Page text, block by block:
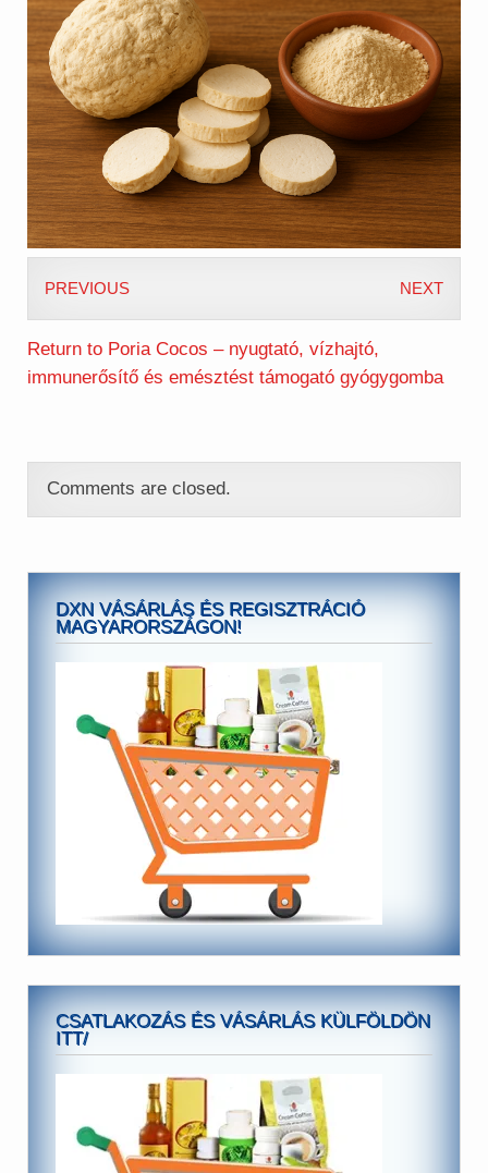
PREVIOUS NEXT
Return to Poria Cocos – nyugtató, vízhajtó,
immunerősítő és emésztést támogató gyógygomba
Comments are closed.
DXN VÁSÁRLÁS ÉS REGISZTRÁCIÓ
MAGYARORSZÁGON!
CSATLAKOZÁS ÉS VÁSÁRLÁS KÜLFÖLDÖN
ITT/